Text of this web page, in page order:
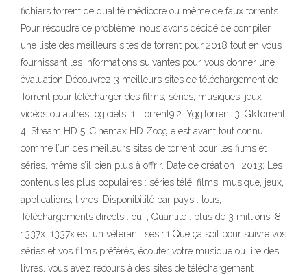
fichiers torrent de qualité médiocre ou même de faux torrents.
Pour résoudre ce problème, nous avons décidé de compiler
une liste des meilleurs sites de torrent pour 2018 tout en vous
fournissant les informations suivantes pour vous donner une
évaluation Découvrez 3 meilleurs sites de téléchargement de
Torrent pour télécharger des films, séries, musiques, jeux
vidéos ou autres logiciels. 1. Torrent9 2. YggTorrent 3. GkTorrent
4. Stream HD 5. Cinemax HD Zoogle est avant tout connu
comme l’un des meilleurs sites de torrent pour les films et
séries, même s’il bien plus à offrir. Date de création : 2013; Les
contenus les plus populaires : séries télé, films, musique, jeux,
applications, livres; Disponibilité par pays : tous;
Téléchargements directs : oui ; Quantité : plus de 3 millions; 8.
1337x. 1337x est un vétéran : ses 11 Que ça soit pour suivre vos
séries et vos films préférés, écouter votre musique ou lire des
livres, vous avez recours à des sites de téléchargement